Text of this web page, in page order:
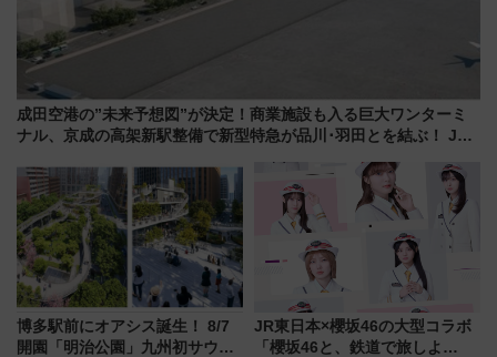
成田空港の”未来予想図”が決定！商業施設も入る巨大ワンターミ
ナル、京成の高架新駅整備で新型特急が品川･羽田とを結ぶ！ JR
博多駅前にオアシス誕生！ 8/7
開園「明治公園」九州初サウナ
JR東日本×櫻坂46の大型コラボ
「櫻坂46と、鉄道で旅しよ